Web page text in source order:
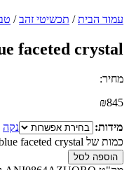
עמוד הבית/ תכשיטי זהב/
faceted crystal
מחיר:
₪845
מידות:
נקה
כמות של 18k gold plated ring with blue faceted crystal
הוספה לסל